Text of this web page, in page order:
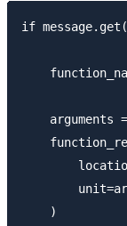
if
arguments
    )